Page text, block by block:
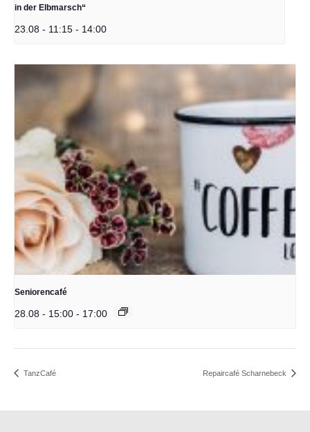
in der Elbmarsch“
23.08 - 11:15 - 14:00
Seniorencafé
28.08 - 15:00 - 17:00
TanzCafé Repaircafé Scharnebeck